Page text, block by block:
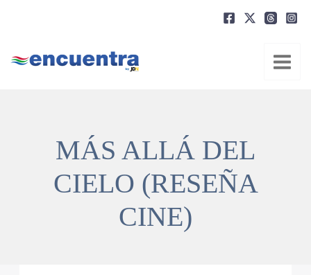
MÁS ALLÁ DEL
CIELO (RESEÑA
CINE)